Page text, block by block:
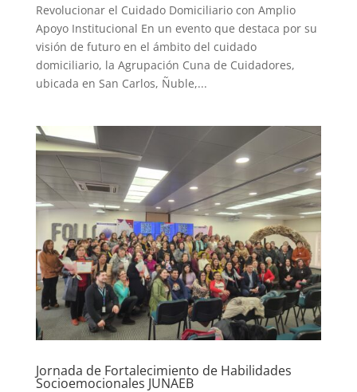
Revolucionar el Cuidado Domiciliario con Amplio
Apoyo Institucional En un evento que destaca por su
visión de futuro en el ámbito del cuidado
domiciliario, la Agrupación Cuna de Cuidadores,
ubicada en San Carlos, Ñuble,...
Jornada de Fortalecimiento de Habilidades
Socioemocionales JUNAEB